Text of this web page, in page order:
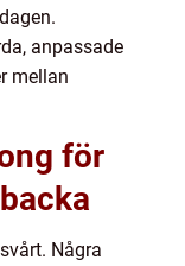
anpassade
mellan
för
Några